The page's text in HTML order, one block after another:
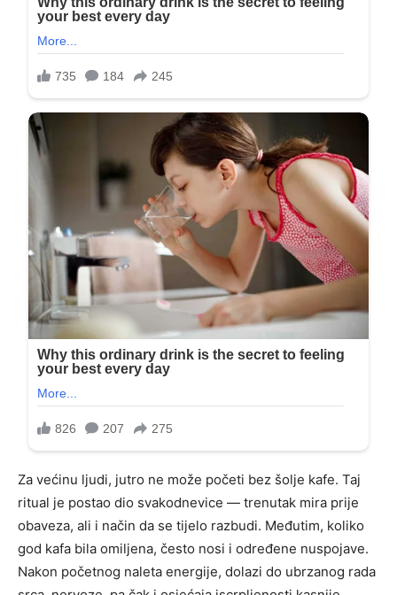
Za većinu ljudi, jutro ne može početi bez šolje kafe. Taj
ritual je postao dio svakodnevice — trenutak mira prije
obaveza, ali i način da se tijelo razbudi. Međutim, koliko
god kafa bila omiljena, često nosi i određene nuspojave.
Nakon početnog naleta energije, dolazi do ubrzanog rada